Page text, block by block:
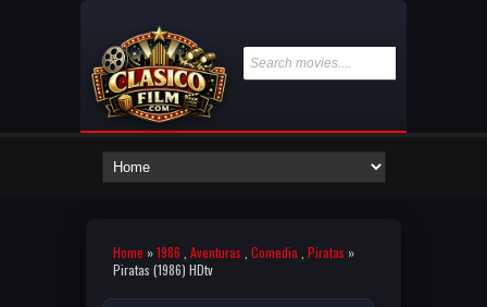
Home »1986 Aventuras Comedia Piratas »
Piratas (1986) HDtv